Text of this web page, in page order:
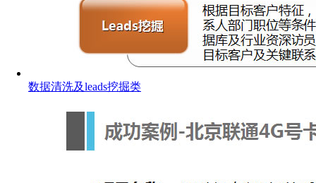
数据清洗及leads挖掘类